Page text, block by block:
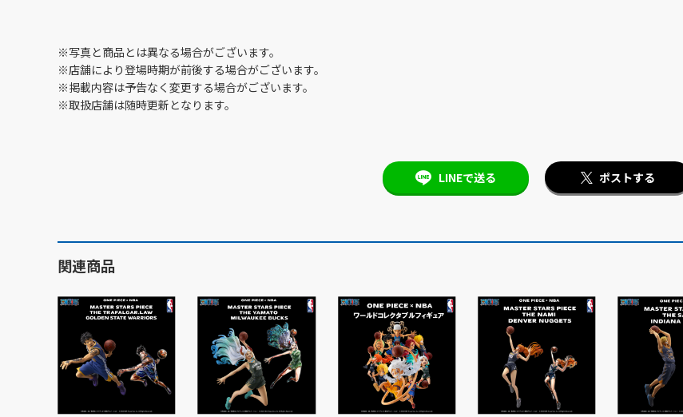
※写真と商品とは異なる場合がございます。
※店舗により登場時期が前後する場合がございます。
※掲載内容は予告なく変更する場合がございます。
※取扱店舗は随時更新となります。
LINEで送る ポストする
関連商品